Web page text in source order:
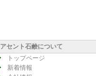
アセント石鹸について
トップページ
新着情報